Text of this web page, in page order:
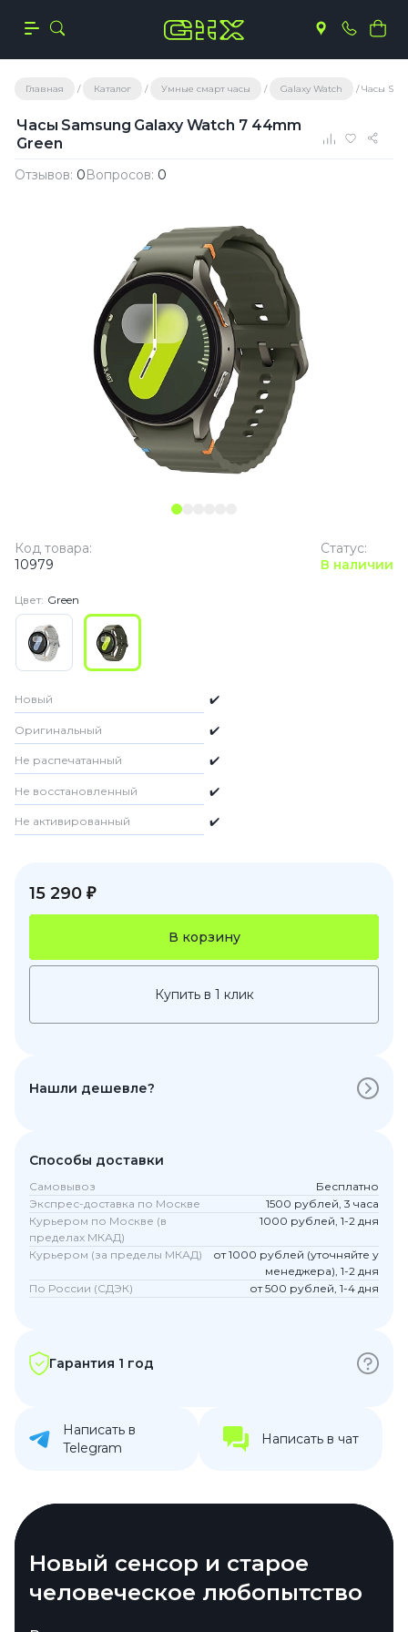
Главная Каталог Умные смарт часы Galaxy Watch Часы
Часы Samsung Galaxy Watch 7 44mm
Green
Отзывов: 0Вопросов: 0
Статус:
В наличии
Код товара:
10979
Цвет: Green
Новый ✔️
Оригинальный ✔️
Не распечатанный ✔️
Не восстановленный ✔️
Не активированный ✔️
15 290 ₽
В корзину
Купить в 1 клик
Нашли дешевле?
Способы доставки
Самовывоз
Бесплатно
Экспрес-доставка по Москве
1500 рублей, 3 часа
Курьером по Москве (в
пределах МКАД)
1000 рублей, 1-2 дня
Курьером (за пределы МКАД)
от 1000 рублей (уточняйте у
менеджера), 1-2 дня
По России (СДЭК)
от 500 рублей, 1-4 дня
Гарантия 1 год
Написать в
Telegram
Написать в чат
Экран, который смотрит в
лицо солнцу
Новый сенсор и старое
человеческое любопытство
Навигация, которой не
страшны стеклянные
Когда алгоритм знает вас
лучше, чем фитнес-тренер